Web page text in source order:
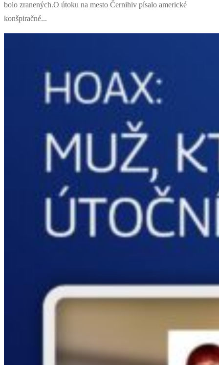
bolo zranených.O útoku na mesto Černihiv písalo americké
konšpiračné...